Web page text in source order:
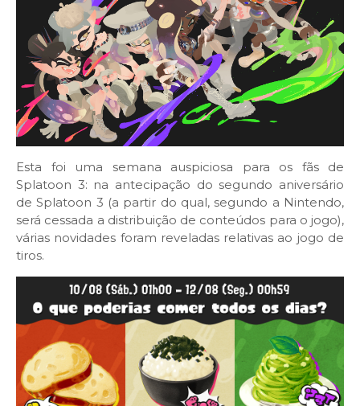
Esta foi uma semana auspiciosa para os fãs de
Splatoon 3: na antecipação do segundo aniversário
de Splatoon 3 (a partir do qual, segundo a Nintendo,
será cessada a distribuição de conteúdos para o jogo),
várias novidades foram reveladas relativas ao jogo de
tiros.